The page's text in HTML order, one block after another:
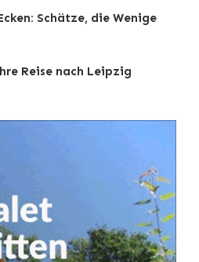
Schätze, die Wenige
Reise nach Leipzig